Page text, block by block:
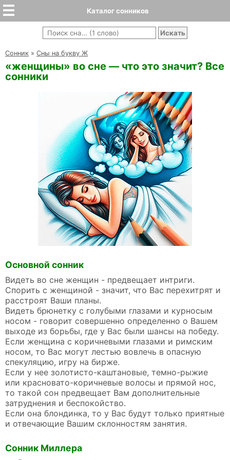
Каталог сонников
Cонник » Сны на букву Ж
«женщины» во сне — что это значит? Все
сонники
Основной сонник
Видеть во сне женщин - предвещает интриги.
Спорить с женщиной - значит, что Вас перехитрят и
расстроят Ваши планы.
Видеть брюнетку с голубыми глазами и курносым
носом - говорит совершенно определенно о Вашем
выходе из борьбы, где у Вас были шансы на победу.
Если женщина с коричневыми глазами и римским
носом, то Вас могут лестью вовлечь в опасную
спекуляцию, игру на бирже.
Если у нее золотисто-каштановые, темно-рыжие
или красновато-коричневые волосы и прямой нос,
то такой сон предвещает Вам дополнительные
затруднения и беспокойство.
Если она блондинка, то у Вас будут только приятные
и отвечающие Вашим склонностям занятия.
Сонник Миллера